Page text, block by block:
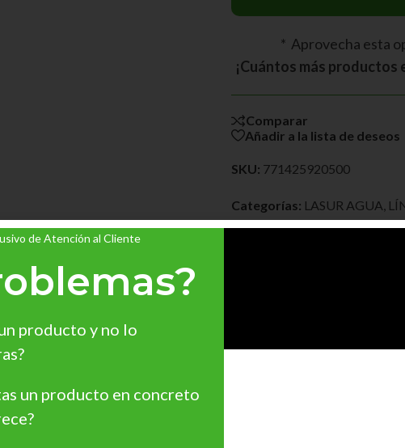
* Aprovecha esta
¡Cuántos más productos
Comparar
Añadir a la lista de deseos
SKU: 771425920500
Categorías: LASUR AGUA
Etiquetas:para proteger
con tecnología de nanopartículas, para la protección y
de Atención al Cliente
producto y no lo
un producto en concreto